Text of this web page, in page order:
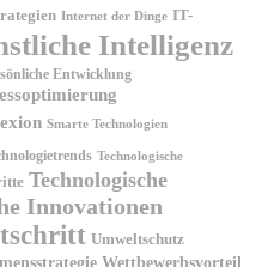
Internet der Dinge IT-
Intelligenz
Entwicklung
Smarte Technologien
Technologische
Technologische
Innovationen
Umweltschutz
Wettbewerbsvorteil